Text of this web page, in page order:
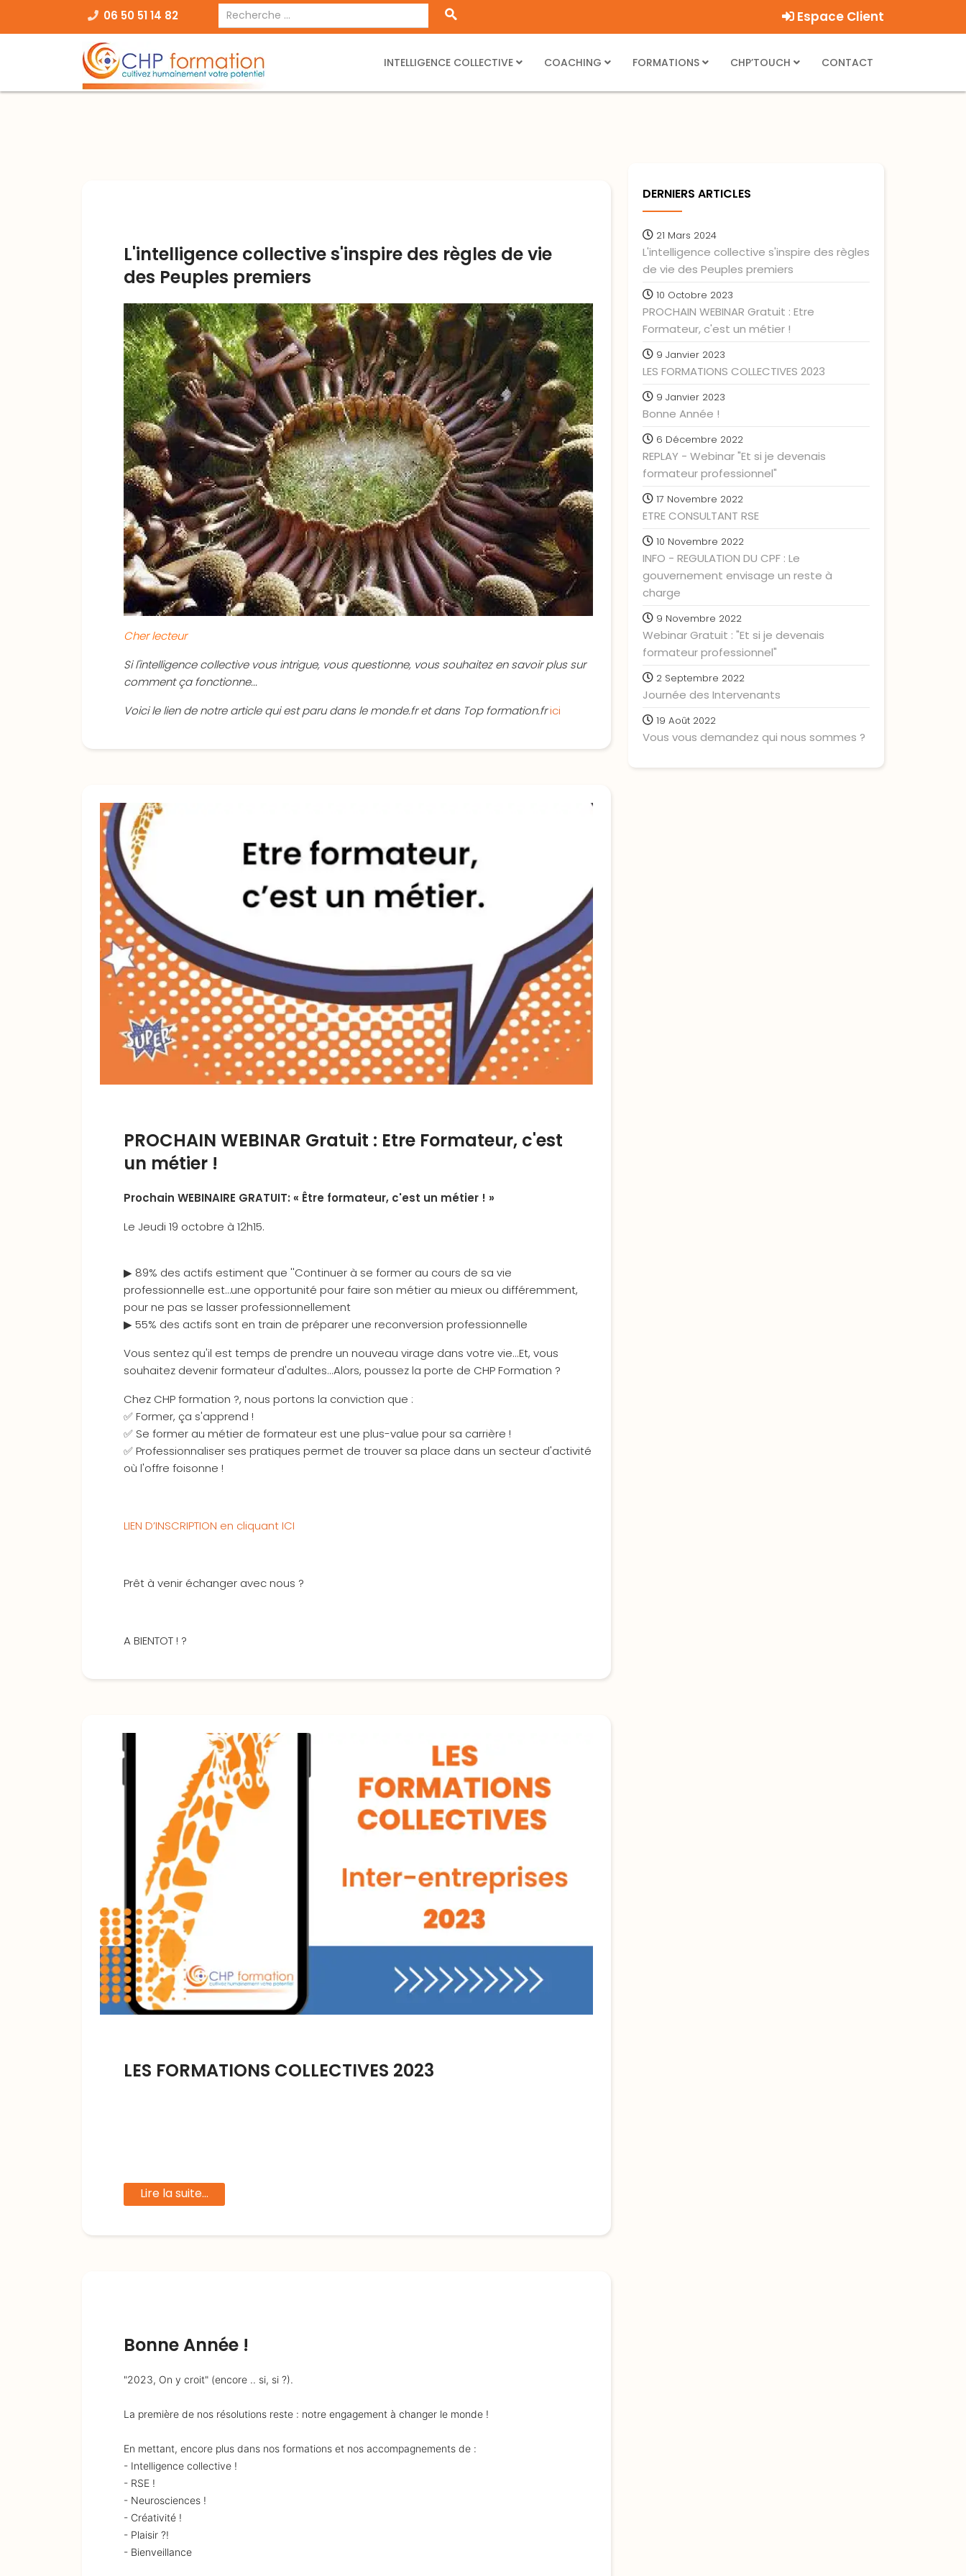
06 50 51 14 82 Espace Client
INTELLIGENCE COLLECTIVE COACHING FORMATIONS CHP’TOUCH CONTACT
L'intelligence collective s'inspire des règles de vie
des Peuples premiers
Cher lecteur
Si l'intelligence collective vous intrigue, vous questionne, vous souhaitez en savoir plus sur
comment ça fonctionne...
Voici le lien de notre article qui est paru dans le monde.fr et dans Top formation.frici
PROCHAIN WEBINAR Gratuit : Etre Formateur, c'est
un métier !
Prochain WEBINAIRE GRATUIT: « Être formateur, c'est un métier ! »
Le Jeudi 19 octobre à 12h15.
▶ 89% des actifs estiment que ''Continuer à se former au cours de sa vie
professionnelle est…une opportunité pour faire son métier au mieux ou différemment,
pour ne pas se lasser professionnellement
▶ 55% des actifs sont en train de préparer une reconversion professionnelle
Vous sentez qu'il est temps de prendre un nouveau virage dans votre vie...Et, vous
souhaitez devenir formateur d'adultes...Alors, poussez la porte de CHP Formation ?
Chez CHP formation ?, nous portons la conviction que :
✅ Former, ça s'apprend !
✅ Se former au métier de formateur est une plus-value pour sa carrière !
✅ Professionnaliser ses pratiques permet de trouver sa place dans un secteur d'activité
où l'offre foisonne !
LIEN D’INSCRIPTION en cliquant ICI
Prêt à venir échanger avec nous ?
A BIENTOT ! ?
LES FORMATIONS COLLECTIVES 2023
Lire la suite...
Bonne Année !
"2023, On y croit" (encore .. si, si ?).
La première de nos résolutions reste : notre engagement à changer le monde !
En mettant, encore plus dans nos formations et nos accompagnements de :
- Intelligence collective !
- RSE !
- Neurosciences !
- Créativité !
- Plaisir ?!
- Bienveillance
DERNIERS ARTICLES
21 Mars 2024
L'intelligence collective s'inspire des règles
de vie des Peuples premiers
10 Octobre 2023
PROCHAIN WEBINAR Gratuit : Etre
Formateur, c'est un métier !
9 Janvier 2023
LES FORMATIONS COLLECTIVES 2023
9 Janvier 2023
Bonne Année !
6 Décembre 2022
REPLAY - Webinar "Et si je devenais
formateur professionnel"
17 Novembre 2022
ETRE CONSULTANT RSE
10 Novembre 2022
INFO - REGULATION DU CPF : Le
gouvernement envisage un reste à
charge
9 Novembre 2022
Webinar Gratuit : "Et si je devenais
formateur professionnel"
2 Septembre 2022
Journée des Intervenants
19 Août 2022
Vous vous demandez qui nous sommes ?